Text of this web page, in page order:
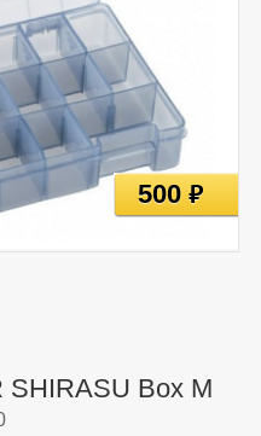
SHIRASU Box M
500руб